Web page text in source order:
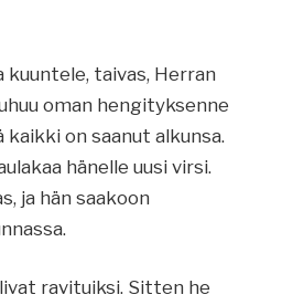
kuuntele, taivas, Herran
oman hengityksenne
kaikki on saanut alkunsa.
hänelle uusi virsi.
ja hän saakoon
ravituiksi. Sitten he